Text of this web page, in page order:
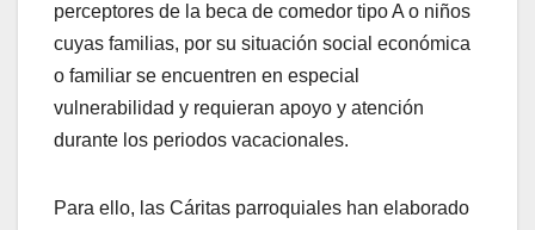
perceptores de la beca de comedor tipo A o niños
cuyas familias, por su situación social económica
o familiar se encuentren en especial
vulnerabilidad y requieran apoyo y atención
durante los periodos vacacionales.
Para ello, las Cáritas parroquiales han elaborado